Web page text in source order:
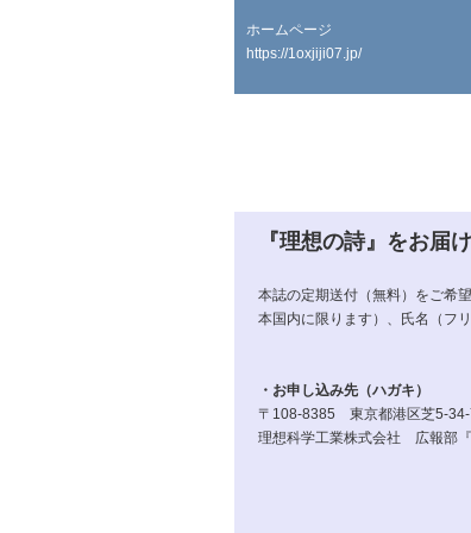
ホームページ
https://1oxjiji07.jp/
『理想の詩』をお届
本誌の定期送付（無料）をご希
本国内に限ります）、氏名（フ
・お申し込み先（ハガキ）
〒108-8385 東京都港区芝5-34-
理想科学工業株式会社 広報部